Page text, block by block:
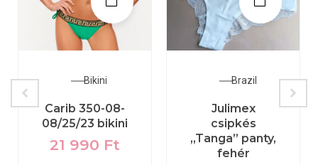
Bikini
Carib 350-08-
08/25/23 bikini
21 990 Ft
Brazil
Julimex
csipkés
„Tanga” panty,
fehér